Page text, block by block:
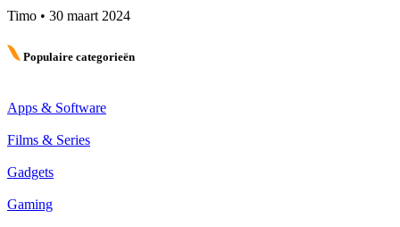
Timo • 30 maart 2024
Populaire categorieën
Apps & Software
Films & Series
Gadgets
Gaming